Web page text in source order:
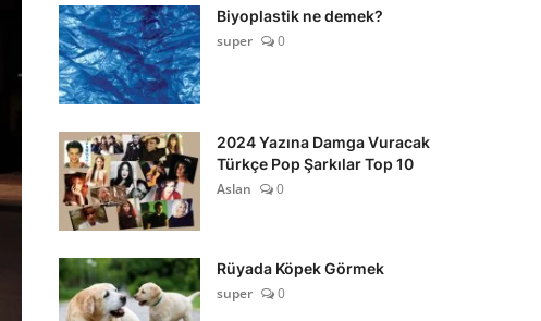
Biyoplastik ne demek?
super
0
2024 Yazına Damga Vuracak
Türkçe Pop Şarkılar Top 10
Aslan
0
Rüyada Köpek Görmek
super
0